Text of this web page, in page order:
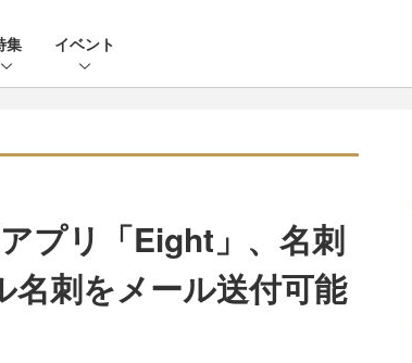
集 イベント
プリ「Eight」、名刺
刺をメール送付可能